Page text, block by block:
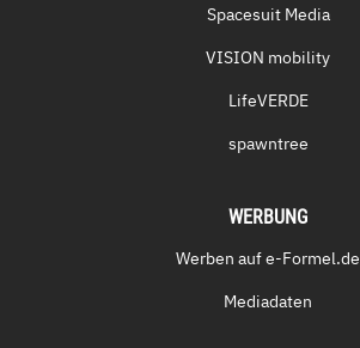
Spacesuit Media
VISION mobility
LifeVERDE
spawntree
WERBUNG
Werben auf e-Formel.de
Mediadaten